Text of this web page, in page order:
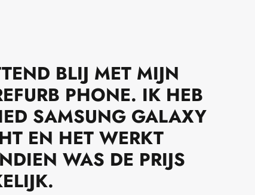
BLIJ MET MIJN
PHONE. IK HEB
SAMSUNG GALAXY
EN HET WERKT
WAS DE PRIJS